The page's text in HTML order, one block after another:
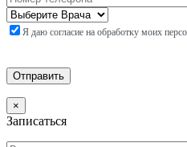
Я даю согласие на обработку моих
×
Записаться